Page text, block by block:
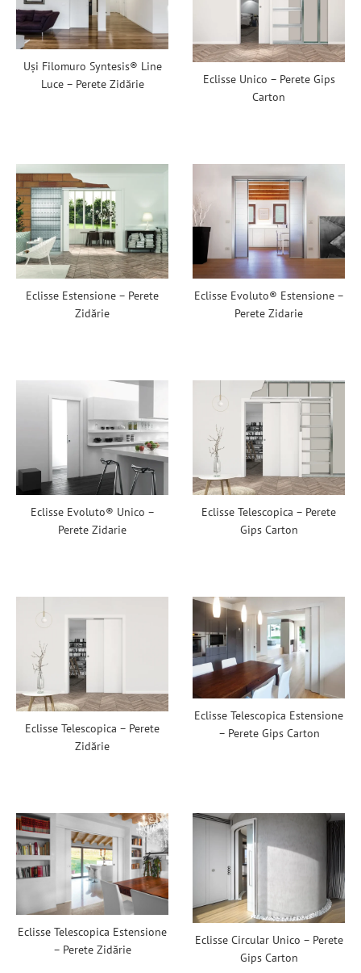
Uși Filomuro Syntesis® Line
Luce – Perete Zidărie
Eclisse Unico – Perete Gips
Carton
Eclisse Estensione – Perete
Zidărie
Eclisse Evoluto® Estensione –
Perete Zidarie
Eclisse Evoluto® Unico –
Perete Zidarie
Eclisse Telescopica – Perete
Gips Carton
Eclisse Telescopica – Perete
Zidărie
Eclisse Telescopica Estensione
– Perete Gips Carton
Eclisse Telescopica Estensione
– Perete Zidărie
Eclisse Circular Unico – Perete
Gips Carton